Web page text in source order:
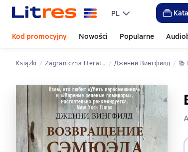
PL
Kod promocyjny Nowości Popularne
Książki zagraniczna literatura przygodowa Дженни Вингфилд 📚